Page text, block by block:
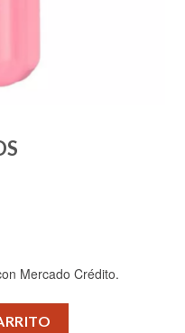
Mercado Crédito.